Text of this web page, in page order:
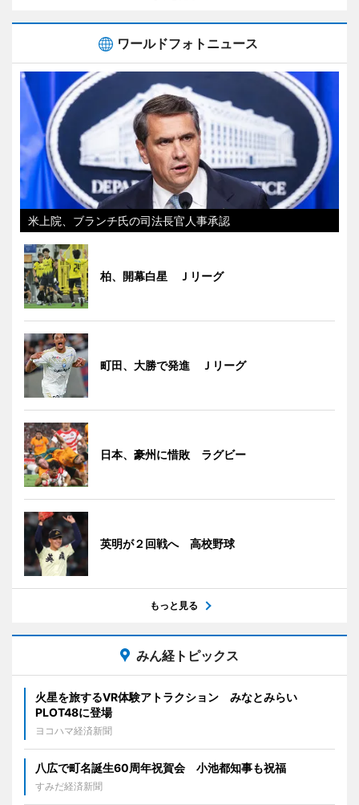
ワールドフォトニュース
米上院、ブランチ氏の司法長官人事承認
柏、開幕白星 Ｊリーグ
町田、大勝で発進 Ｊリーグ
日本、豪州に惜敗 ラグビー
英明が２回戦へ 高校野球
もっと見る
みん経トピックス
火星を旅するVR体験アトラクション みなとみらい
PLOT48に登場
ヨコハマ経済新聞
八広で町名誕生60周年祝賀会 小池都知事も祝福
すみだ経済新聞